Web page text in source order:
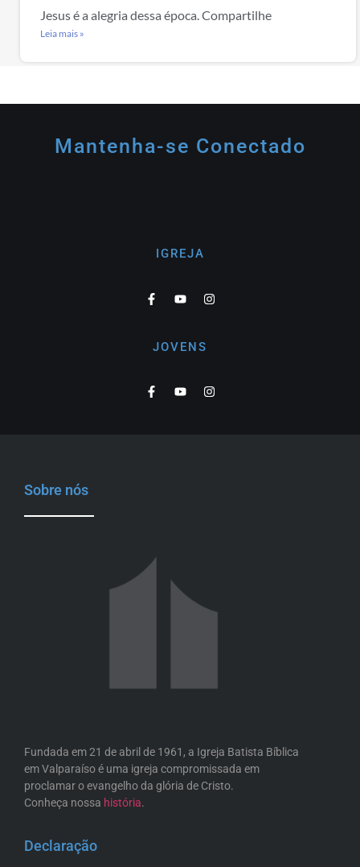
Jesus é a alegria dessa época. Compartilhe
Leia mais »
Mantenha-se Conectado
IGREJA
JOVENS
Sobre nós
Fundada em 21 de abril de 1961, a Igreja Batista Bíblica
em Valparaíso é uma igreja compromissada em
proclamar o evangelho da glória de Cristo.
Conheça nossa história.
Declaração